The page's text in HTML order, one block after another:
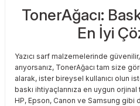
TonerAğacı:
En İyi
Yazıcı sarf malzemelerinde
arıyorsanız, TonerAğacı tam size
alarak, ister bireysel kullanıcı olun
baskı ihtiyaçlarınıza en uygun
HP, Epson, Canon ve Samsung gibi